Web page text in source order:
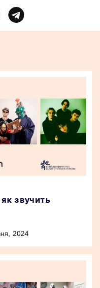
звучить
2024